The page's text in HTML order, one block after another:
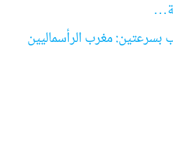
مغرب الرأسماليين